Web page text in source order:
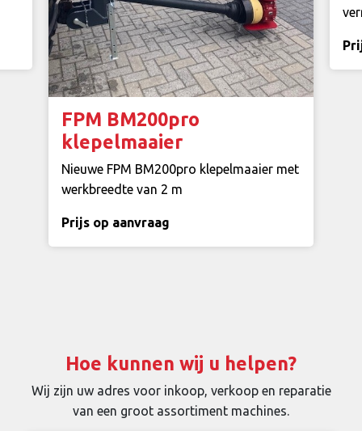
FPM BM200pro
klepelmaaier
Nieuwe FPM BM200pro klepelmaaier met
werkbreedte van 2 m
Prijs op aanvraag
Hoe kunnen wij u helpen?
Wij zijn uw adres voor inkoop, verkoop en reparatie
van een groot assortiment machines.